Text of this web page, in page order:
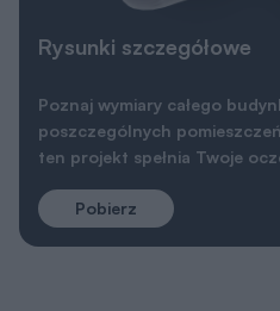
Rysunki szczegółowe
Poznaj wymiary całego
poszczególnych
ten projekt spełnia Twoje
Pobierz